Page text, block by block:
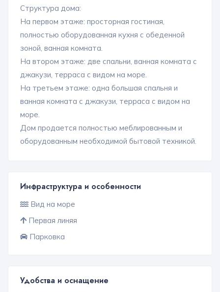
Структура дома:
На первом этаже: просторная гостиная,
полностью оборудованная кухня с обеденной
зоной, ванная комната.
На втором этаже: две спальни, ванная комната с
джакузи, терраса с видом на море.
На третьем этаже: одна большая спальня и
ванная комната с джакузи, терраса с видом на
море.
Дом продается полностью меблированным и
оборудованным необходимой бытовой техникой.
Инфраструктура и особенности
Вид на море
Первая линяя
Парковка
Удобства и оснащение